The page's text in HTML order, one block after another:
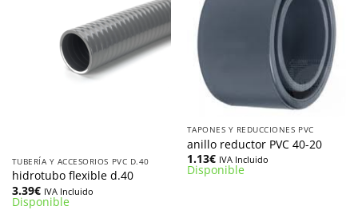
TUBERÍA Y ACCESORIOS PVC D.40
hidrotubo flexible d.40
3.39€ IVA Incluido
Disponible
TAPONES Y REDUCCIONES PVC
anillo reductor PVC 40-20
1.13€ IVA Incluido
Disponible